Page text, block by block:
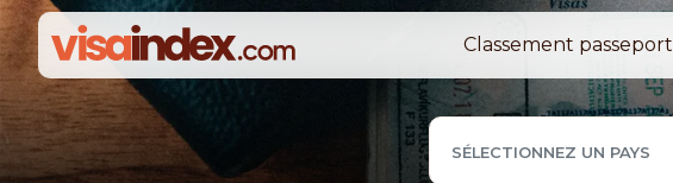
Classement passeport
SÉLECTIONNEZ UN PAYS